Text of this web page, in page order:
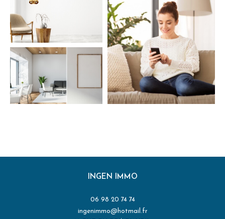
INGEN IMMO
06 98 20 74 74
ingenimmo@hotmail.fr